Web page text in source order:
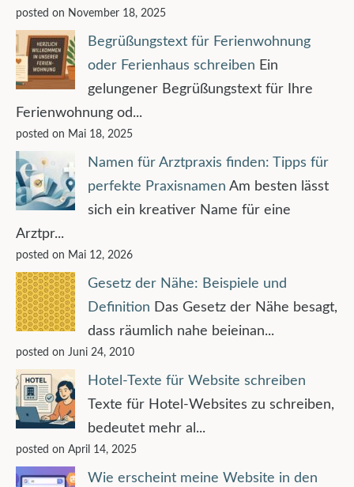
posted on November 18, 2025
Begrüßungstext für Ferienwohnung
oder Ferienhaus schreiben Ein
gelungener Begrüßungstext für Ihre
Ferienwohnung od...
posted on Mai 18, 2025
Namen für Arztpraxis finden: Tipps für
perfekte Praxisnamen Am besten lässt
sich ein kreativer Name für eine
Arztpr...
posted on Mai 12, 2026
Gesetz der Nähe: Beispiele und
Definition Das Gesetz der Nähe besagt,
dass räumlich nahe beieinan...
posted on Juni 24, 2010
Hotel-Texte für Website schreiben
Texte für Hotel-Websites zu schreiben,
bedeutet mehr al...
posted on April 14, 2025
Wie erscheint meine Website in den